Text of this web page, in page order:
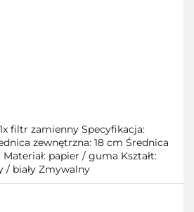
filtr zamienny Specyfikacja:
zewnętrzna: 18 cm Średnica
papier / guma Kształt:
/ biały Zmywalny